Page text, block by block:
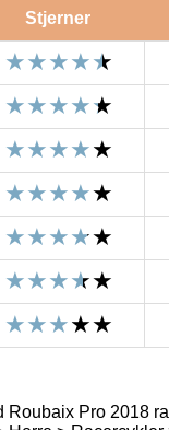
Stjerner
Roubaix Pro 2018